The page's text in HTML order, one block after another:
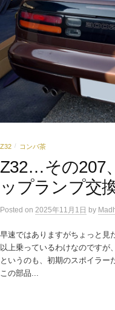
Z32 / コンバ茶
Z32…その207
ップランプ交換
Posted on 2025年11月1日 by
早速ではありますがちょっと見
以上乗っているわけなのですが
というのも、初期のスポイラー
この部品...